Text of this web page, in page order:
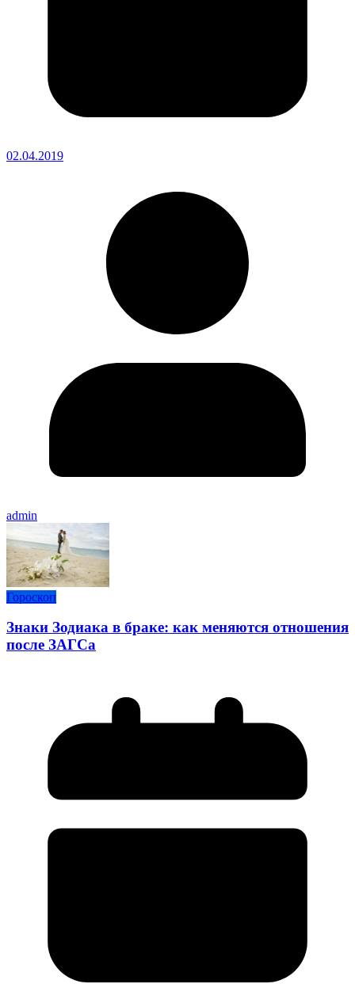
02.04.2019
admin
Гороскоп
Знаки Зодиака в браке: как меняются отношения
после ЗАГСа